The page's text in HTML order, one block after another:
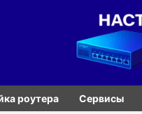
роутера Сервисы